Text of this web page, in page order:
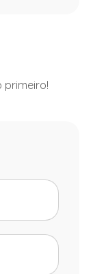
primeiro!